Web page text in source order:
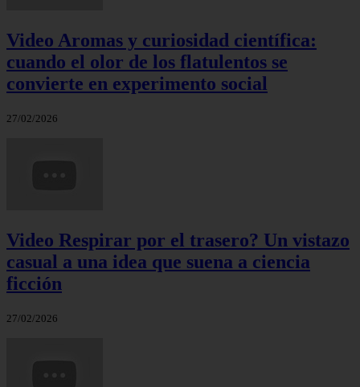
Video Aromas y curiosidad científica:
cuando el olor de los flatulentos se
convierte en experimento social
27/02/2026
Video Respirar por el trasero? Un vistazo
casual a una idea que suena a ciencia
ficción
27/02/2026